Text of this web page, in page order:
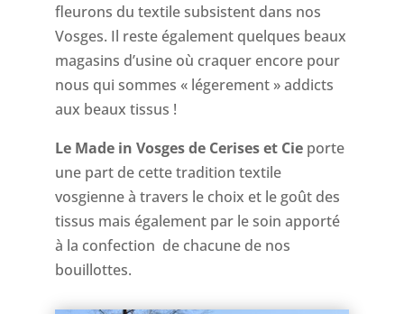
fleurons du textile subsistent dans nos
Vosges. Il reste également quelques beaux
magasins d’usine où craquer encore pour
nous qui sommes « légerement » addicts
aux beaux tissus !
Le Made in Vosges de Cerises et Cieporte
une part de cette tradition textile
vosgienne à travers le choix et le goût des
tissus mais également par le soin apporté
à la confection de chacune de nos
bouillottes.